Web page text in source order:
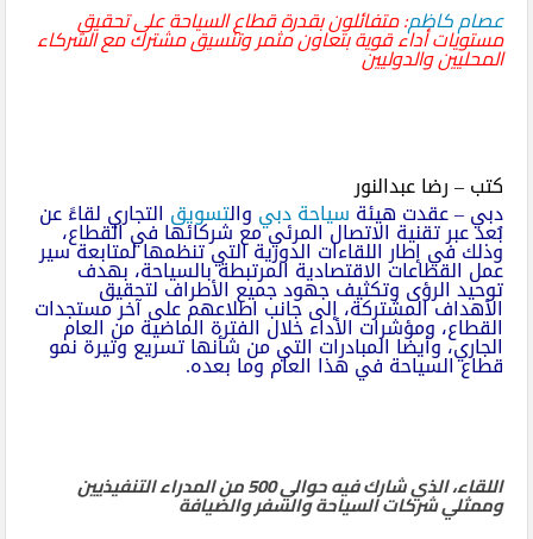
عصام كاظم: متفائلون بقدرة قطاع السياحة على تحقيق
مستويات أداء قوية بتعاون مثمر وتنسيق مشترك مع الشركاء
المحليين والدوليين
كتب – رضا عبدالنور
دبي – عقدت هيئة سياحة دبي والتسويق التجاري لقاءً عن
بُعد عبر تقنية الاتصال المرئي مع شركائها في القطاع،
وذلك في إطار اللقاءات الدورية التي تنظمها لمتابعة سير
عمل القطاعات الاقتصادية المرتبطة بالسياحة، بهدف
توحيد الرؤى وتكثيف جهود جميع الأطراف لتحقيق
الأهداف المشتركة، إلى جانب اطلاعهم على آخر مستجدات
القطاع، ومؤشرات الأداء خلال الفترة الماضية من العام
الجاري، وأيضا المبادرات التي من شأنها تسريع وتيرة نمو
قطاع السياحة في هذا العام وما بعده.
اللقاء، الذي شارك فيه حوالي 500 من المدراء التنفيذيين
وممثلي شركات السياحة والسفر والضيافة